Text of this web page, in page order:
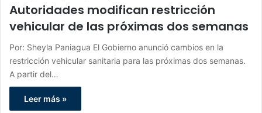
Autoridades modifican restricción
vehicular de las próximas dos semanas
Por: Sheyla Paniagua El Gobierno anunció cambios en la
restricción vehicular sanitaria para las próximas dos semanas.
A partir del…
Leer más »